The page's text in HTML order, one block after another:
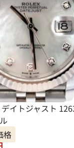
イトジャスト
格